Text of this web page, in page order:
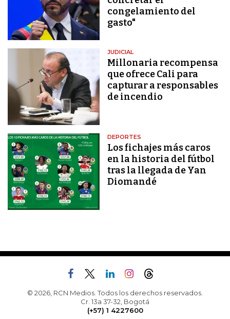
congelamiento del
gasto"
JUDICIAL
Millonaria recompensa
que ofrece Cali para
capturar a responsables
de incendio
DEPORTES
Los fichajes más caros
en la historia del fútbol
tras la llegada de Yan
Diomandé
© 2026, RCN Medios. Todos los derechos reservados.
Cr. 13a 37-32, Bogotá
(+57) 1 4227600